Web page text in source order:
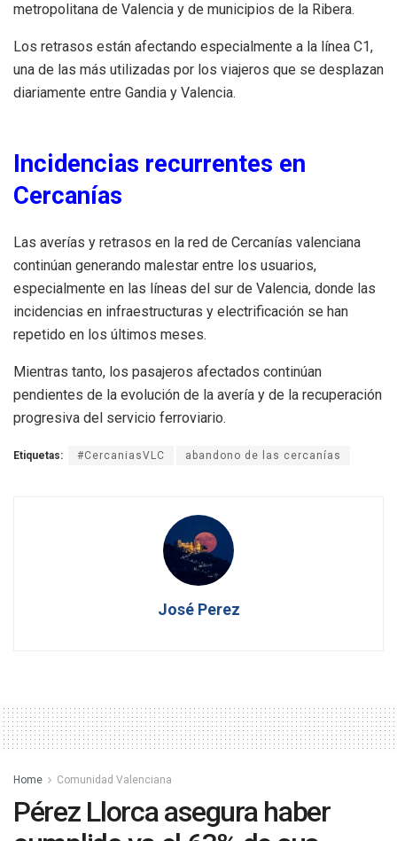
metropolitana de Valencia y de municipios de la Ribera.
Los retrasos están afectando especialmente a la línea C1,
una de las más utilizadas por los viajeros que se desplazan
diariamente entre Gandia y Valencia.
Incidencias recurrentes en
Cercanías
Las averías y retrasos en la red de Cercanías valenciana
continúan generando malestar entre los usuarios,
especialmente en las líneas del sur de Valencia, donde las
incidencias en infraestructuras y electrificación se han
repetido en los últimos meses.
Mientras tanto, los pasajeros afectados continúan
pendientes de la evolución de la avería y de la recuperación
progresiva del servicio ferroviario.
Etiquetas: #CercaniasVLC abandono de las cercanías
José Perez
Home Comunidad Valenciana
Pérez Llorca asegura haber